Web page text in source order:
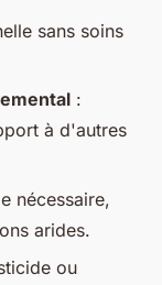
sans soins
:
à d'autres
nécessaire,
arides.
ou